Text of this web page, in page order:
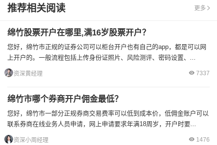
推荐相关阅读 更多
绵竹股票开户在哪里,满16岁股票开户？
您好，绵竹市正规的证券公司可以柜台开户也有自己的app，都是可以网
上开户的。一般流程包括上传身份证照片、风险测评、密码设置、...
资深黄经理 7337
绵竹市哪个券商开户佣金最低？
您好，绵竹市一部分正规券商交易费率可以低到成本价，低佣金账户可以
联系券商在线业务人员申请，网上申请要求年满18周岁，开户时要...
资深小周经理 1476